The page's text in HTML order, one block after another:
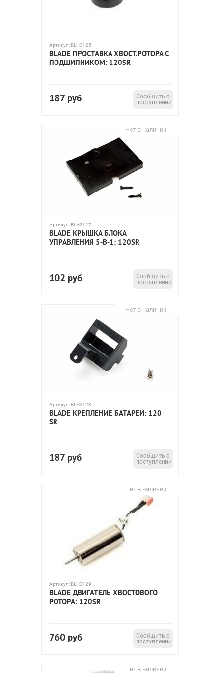
Артикул: BLH3125
BLADE ПРОСТАВКА ХВОСТ.РОТОРА С
ПОДШИПНИКОМ: 120SR
187 руб
Сообщить о
поступлении
Нет в наличии
Артикул: BLH3127
BLADE КРЫШКА БЛОКА
УПРАВЛЕНИЯ 5-В-1: 120SR
102 руб
Сообщить о
поступлении
Нет в наличии
Артикул: BLH3123
BLADE КРЕПЛЕНИЕ БАТАРЕИ: 120
SR
187 руб
Сообщить о
поступлении
Нет в наличии
Артикул: BLH3129
BLADE ДВИГАТЕЛЬ ХВОСТОВОГО
РОТОРА: 120SR
760 руб
Сообщить о
поступлении
Нет в наличии